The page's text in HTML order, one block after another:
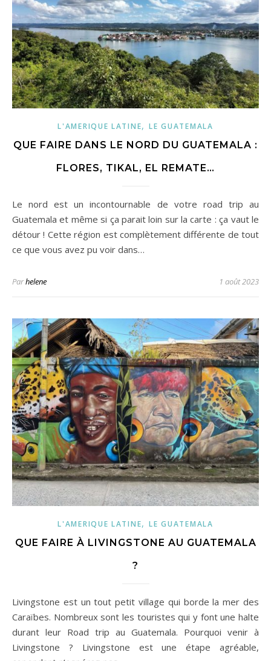
L'AMERIQUE LATINE,LE GUATEMALA
QUE FAIRE DANS LE NORD DU GUATEMALA :
FLORES, TIKAL, EL REMATE…
Le nord est un incontournable de votre road trip au
Guatemala et même si ça parait loin sur la carte : ça vaut le
détour ! Cette région est complètement différente de tout
ce que vous avez pu voir dans…
Parhelene 1 août 2023
L'AMERIQUE LATINE,LE GUATEMALA
QUE FAIRE À LIVINGSTONE AU GUATEMALA
?
Livingstone est un tout petit village qui borde la mer des
Caraïbes. Nombreux sont les touristes qui y font une halte
durant leur Road trip au Guatemala. Pourquoi venir à
Livingstone ? Livingstone est une étape agréable,